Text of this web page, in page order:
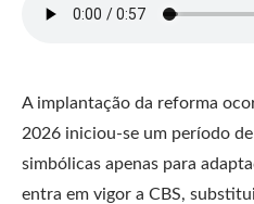
A implantação da reforma
2026 iniciou-se um período
simbólicas apenas para
entra em vigor a CBS,